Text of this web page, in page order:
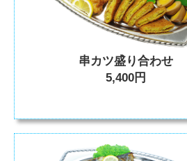
串カツ盛り合わせ
5,400円